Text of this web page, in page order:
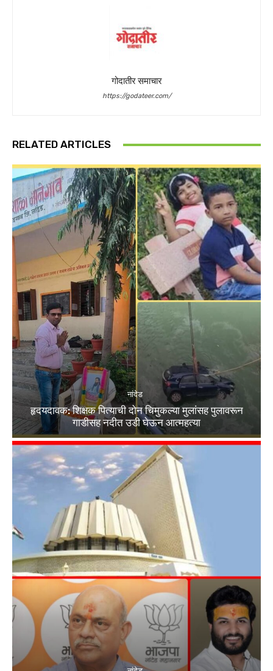
गोदातीर समाचार
https://godateer.com/
RELATED ARTICLES
नांदेड
हृदयदावक: शिक्षक पित्याची दोन चिमुकल्या मुलांसह पुलावरून
गाडीसह नदीत उडी घेऊन आत्महत्या